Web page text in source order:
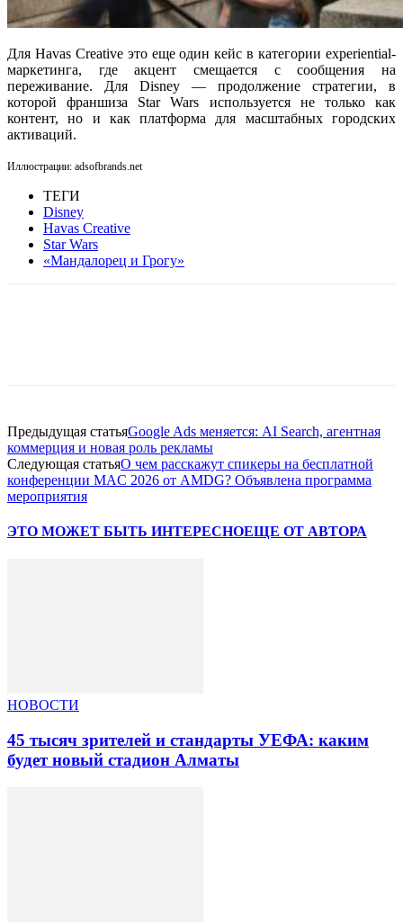
Для Havas Creative это еще один кейс в категории experiential-
маркетинга, где акцент смещается с сообщения на
переживание. Для Disney — продолжение стратегии, в
которой франшиза Star Wars используется не только как
контент, но и как платформа для масштабных городских
активаций.
Иллюстрации: adsofbrands.net
ТЕГИ
Disney
Havas Creative
Star Wars
«Мандалорец и Грогу»
Предыдущая статьяGoogle Ads меняется: AI Search, агентная
коммерция и новая роль рекламы
Следующая статьяО чем расскажут спикеры на бесплатной
конференции MAC 2026 от AMDG? Объявлена программа
мероприятия
ЭТО МОЖЕТ БЫТЬ ИНТЕРЕСНОЕЩЕ ОТ АВТОРА
НОВОСТИ
45 тысяч зрителей и стандарты УЕФА: каким
будет новый стадион Алматы